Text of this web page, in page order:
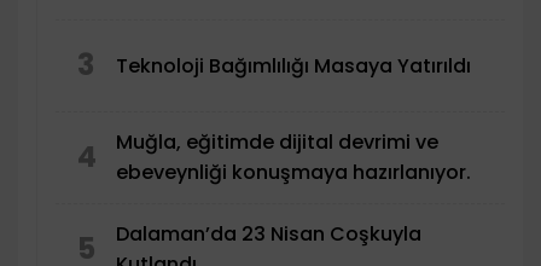
3 Teknoloji Bağımlılığı Masaya Yatırıldı
4
Muğla, eğitimde dijital devrimi ve
ebeveynliği konuşmaya hazırlanıyor.
5
Dalaman’da 23 Nisan Coşkuyla